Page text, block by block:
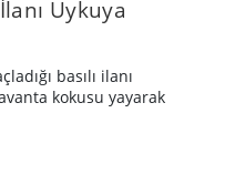
Uykuya
basılı ilanı
kokusu yayarak